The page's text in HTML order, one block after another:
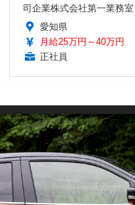
司企業株式会社第一業務室
愛知県
月給25万円～40万円
正社員